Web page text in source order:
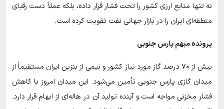
نه تنها منابع ارزی کشور را تحت فشار قرار داده، بلکه عملاً دست رقبای
منطقه‌ای ایران را در بازار جهانی نفت تقویت کرده است.
پرونده مبهم پارس جنوبی
بیش از ۷۰ درصد گاز مورد نیاز کشور و نیمی از بنزین ایران مستقیماً از
میدان گازی پارس جنوبی تأمین می‌شود. این میدان امروز با کاهش
فشار مخزنی مواجه است و آینده تولید آن در هاله‌ای از ابهام قرار دارد.